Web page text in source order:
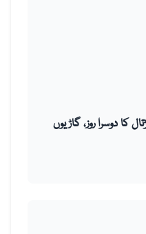
کا دوسرا روز، گاڑیوں